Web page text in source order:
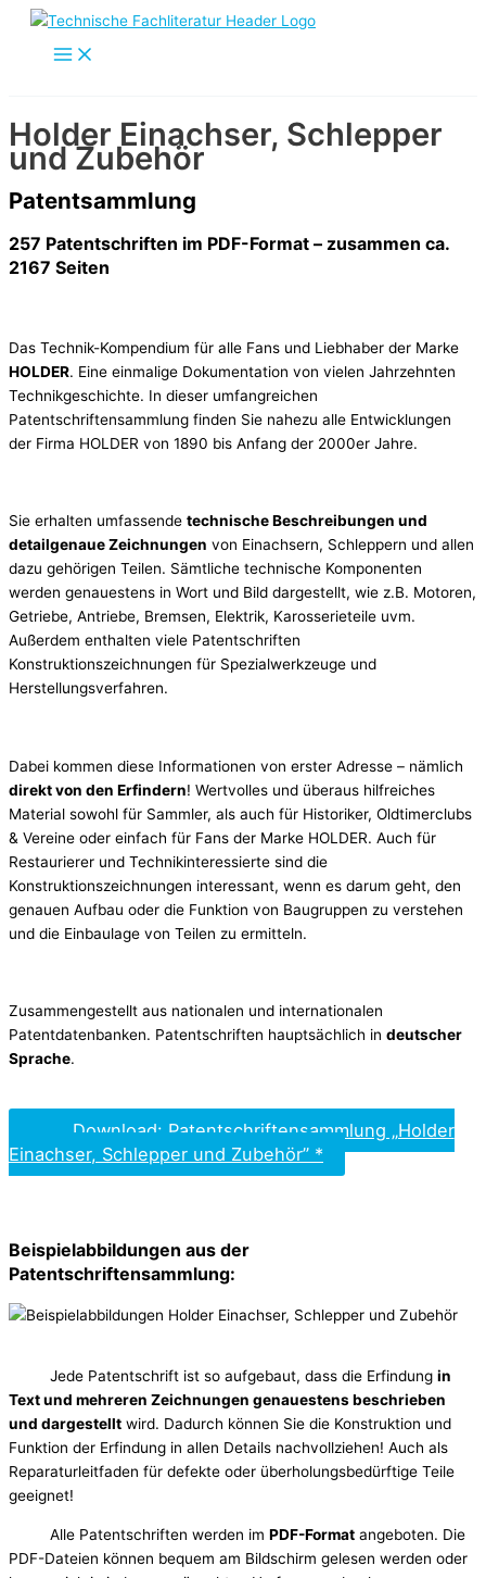
Zum
Holder Einachser, Schlepper
und Zubehör
Patentsammlung
257 Patentschriften im PDF-Format – zusammen ca.
2167 Seiten
Das Technik-Kompendium für alle Fans und Liebhaber der Marke
HOLDER. Eine einmalige Dokumentation von vielen Jahrzehnten
Technikgeschichte. In dieser umfangreichen
Patentschriftensammlung finden Sie nahezu alle Entwicklungen
der Firma HOLDER von 1890 bis Anfang der 2000er Jahre.
Sie erhalten umfassende technische Beschreibungen und
detailgenaue Zeichnungen von Einachsern, Schleppern und allen
dazu gehörigen Teilen. Sämtliche technische Komponenten
werden genauestens in Wort und Bild dargestellt, wie z.B. Motoren,
Getriebe, Antriebe, Bremsen, Elektrik, Karosserieteile uvm.
Außerdem enthalten viele Patentschriften
Konstruktionszeichnungen für Spezialwerkzeuge und
Herstellungsverfahren.
Dabei kommen diese Informationen von erster Adresse – nämlich
direkt von den Erfindern! Wertvolles und überaus hilfreiches
Material sowohl für Sammler, als auch für Historiker, Oldtimerclubs
& Vereine oder einfach für Fans der Marke HOLDER. Auch für
Restaurierer und Technikinteressierte sind die
Konstruktionszeichnungen interessant, wenn es darum geht, den
genauen Aufbau oder die Funktion von Baugruppen zu verstehen
und die Einbaulage von Teilen zu ermitteln.
Zusammengestellt aus nationalen und internationalen
Patentdatenbanken. Patentschriften hauptsächlich in deutscher
Sprache.
Download: Patentschriftensammlung „Holder
Einachser, Schlepper und Zubehör” *
Beispielabbildungen aus der
Patentschriftensammlung:
Jede Patentschrift ist so aufgebaut, dass die Erfindungin
Text und mehreren Zeichnungen genauestens beschrieben
und dargestellt wird. Dadurch können Sie die Konstruktion und
Funktion der Erfindung in allen Details nachvollziehen! Auch als
Reparaturleitfaden für defekte oder überholungsbedürftige Teile
geeignet!
Alle Patentschriften werden imPDF-Format angeboten. Die
PDF-Dateien können bequem am Bildschirm gelesen werden oder